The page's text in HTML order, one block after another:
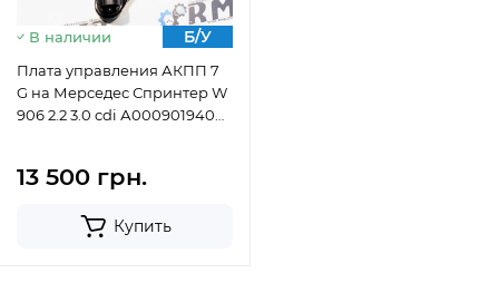
В наличии Б/У
Плата управления АКПП 7
G на Мерседес Спринтер W
906 2.2 3.0 cdi А0009019400
13 500 грн.
Купить